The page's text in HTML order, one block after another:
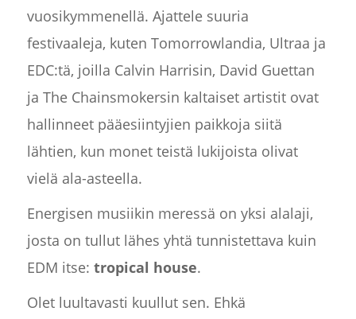
vuosikymmenellä. Ajattele suuria
festivaaleja, kuten Tomorrowlandia, Ultraa ja
EDC:tä, joilla Calvin Harrisin, David Guettan
ja The Chainsmokersin kaltaiset artistit ovat
hallinneet pääesiintyjien paikkoja siitä
lähtien, kun monet teistä lukijoista olivat
vielä ala-asteella.
Energisen musiikin meressä on yksi alalaji,
josta on tullut lähes yhtä tunnistettava kuin
EDM itse: tropical house.
Olet luultavasti kuullut sen. Ehkä